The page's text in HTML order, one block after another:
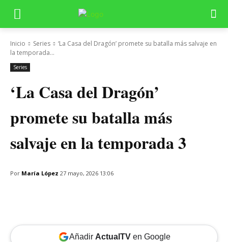
Inicio Series
‘La Casa del Dragón’ promete su batalla más salvaje en
la temporada...
Series
‘La Casa del Dragón’
promete su batalla más
salvaje en la temporada 3
Por María López 27 mayo, 2026 13:06
Añadir ActualTVen Google